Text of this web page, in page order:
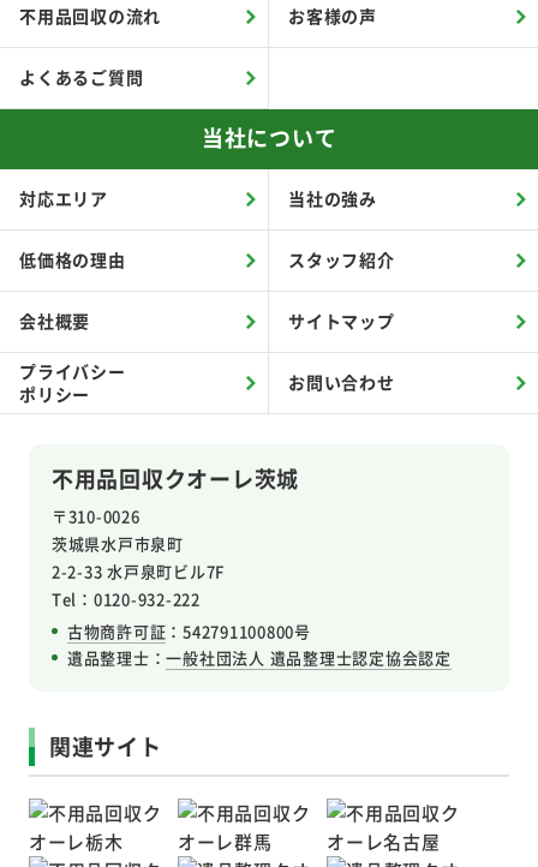
不用品回収クオーレ茨城
〒310-0026
茨城県水戸市泉町
2-2-33 水戸泉町ビル7F
Tel：0120-932-222
古物商許可証 ：542791100800号
遺品整理士：一般社団法人 遺品整理士認定協会認定
不用品回収の流れ お客様の声
よくあるご質問
当社について
対応エリア 当社の強み
低価格の理由 スタッフ紹介
会社概要 サイトマップ
プライバシー
ポリシー
お問い合わせ
関連サイト